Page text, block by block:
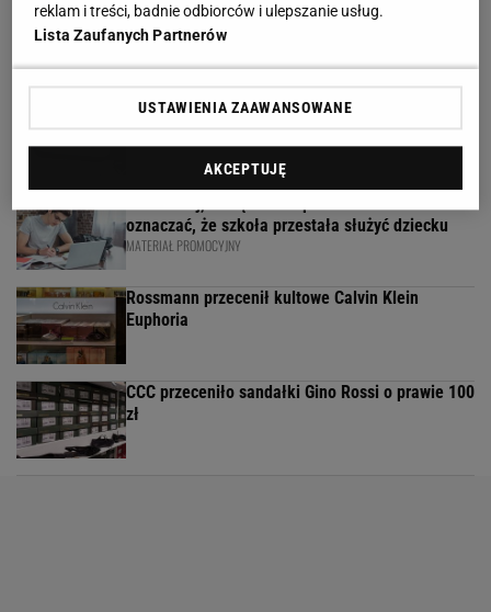
Mandaryna w szerokich jeansach jak z lat 2000.
Ten fason wraca na szczyt
Finał wyprzedaży w Eobuwie - kultowe
Birkenstocki w końcu na promocji
oznaczać, że szkoła przestała służyć dziecku
MATERIAŁ PROMOCYJNY
Rossmann przecenił kultowe Calvin Klein
Euphoria
CCC przeceniło sandałki Gino Rossi o prawie 100
zł
reklam i treści, badnie odbiorców i ulepszanie usług.
Lista Zaufanych Partnerów
USTAWIENIA ZAAWANSOWANE
AKCEPTUJĘ